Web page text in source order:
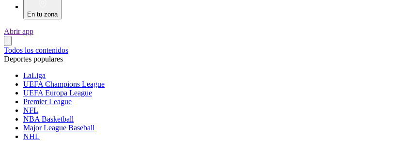
En tu zona
Abrir app
Todos los contenidos
Deportes populares
LaLiga
UEFA Champions League
UEFA Europa League
Premier League
NFL
NBA Basketball
Major League Baseball
NHL